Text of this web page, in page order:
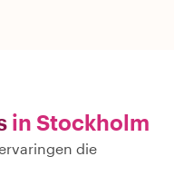
in Stockholm
die